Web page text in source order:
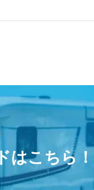
憩に寄った公園です。
はこちら！